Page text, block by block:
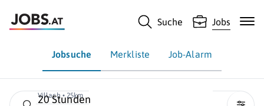
Suche Jobs
Jobsuche Merkliste Job-Alarm
Villach • 25km
20 Stunden